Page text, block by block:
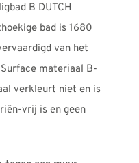
B DUTCH
bad is 1680
van het
materiaal B-
verkleurt niet en is
vrij is en geen